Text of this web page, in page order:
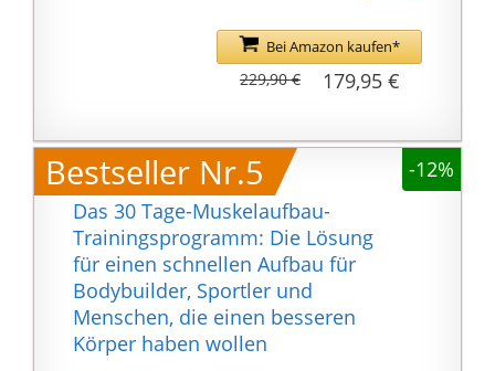
lange Akkulaufzeit (bis
zu 100 Stunden im
Energiesparmodus).
Laufuhr - Smartwatch
für Damen und Herren
- Pulsuhr - Sport &
Fitness - ultraleichte
Uhr mit Schrittzähler,
personalisierten
Trainingsprogrammen
& Erholungsfunktionen,
Musiksteuerung
Bei Amazon kaufen*
179,95 €
229,90 €
Bestseller Nr.5
-12%
Das 30 Tage-Muskelaufbau-
Trainingsprogramm: Die Lösung
für einen schnellen Aufbau für
Bodybuilder, Sportler und
Menschen, die einen besseren
Körper haben wollen